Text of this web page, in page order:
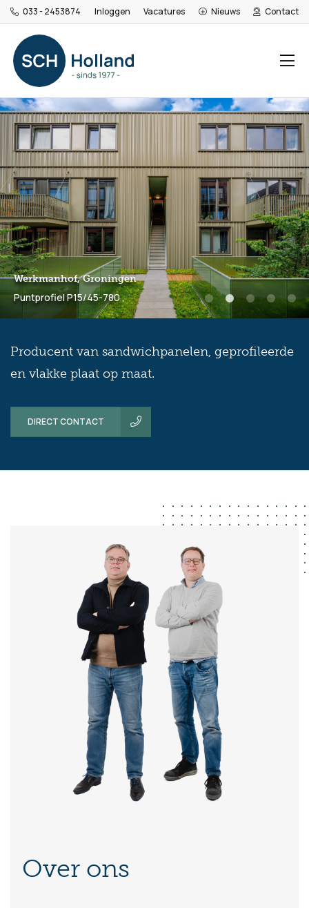
033 - 2453874 Inloggen Vacatures Nieuws Contact
Producent van sandwichpanelen, geprofileerde
en vlakke plaat op maat.
DIRECT CONTACT
Werkmanhof, Groningen
Puntprofiel P15/45-780,
Over ons
Waar bent u naar